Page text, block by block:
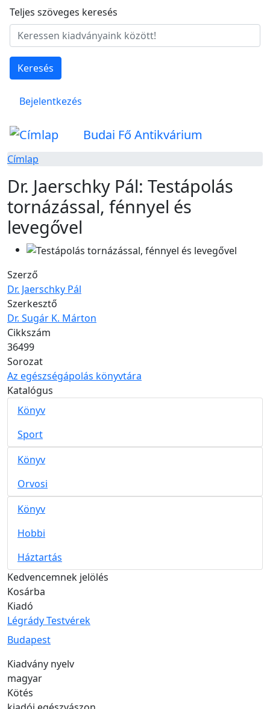
Ugrás a tartalomra
Teljes szöveges keresés
Keresés
Felhasználói fiók menüje
Bejelentkezés
Budai Fő Antikvárium
Címlap
Dr. Jaerschky Pál: Testápolás
tornázással, fénnyel és
levegővel
Szerző
Dr. Jaerschky Pál
Szerkesztő
Dr. Sugár K. Márton
Cikkszám
36499
Sorozat
Az egészségápolás könyvtára
Katalógus
Könyv
Sport
Könyv
Orvosi
Könyv
Hobbi
Háztartás
Kedvencemnek jelölés
Kosárba
Kiadó
Légrády Testvérek
Kiadás helye
Budapest
Kiadvány nyelv
magyar
Kötés